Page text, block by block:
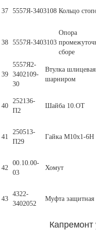
37 5557Я-3403108 Кольцо
38 5557Я-3403103
Опора
сборе
39
5557Я2-
3402109-
30
Втулка
шарниром
40
252136-
П2
Шайба 10.ОТ
41
250513-
П29
Гайка М10х1-6Н
42
00.10.00-
03
Хомут
43
4322-
3402052
Муфта защитная
Капремонт